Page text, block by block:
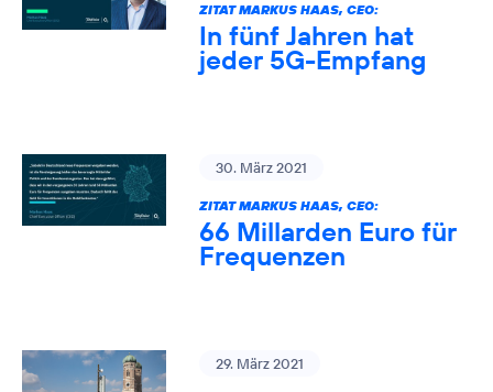
ZITAT MARKUS HAAS, CEO:
In fünf Jahren hat
jeder 5G-Empfang
30. März 2021
ZITAT MARKUS HAAS, CEO:
66 Millarden Euro für
Frequenzen
29. März 2021